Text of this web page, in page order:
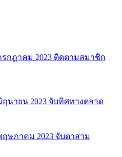
รกฎาคม 2023 ติดตามสมาชิก
นายน 2023 จับทิศทางตลาด
ษภาคม 2023 จับตาสาม